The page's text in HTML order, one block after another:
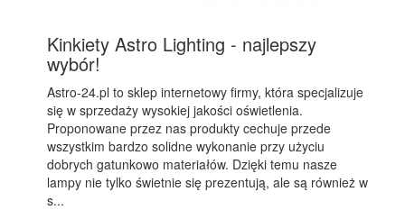
Kinkiety Astro Lighting - najlepszy
wybór!
Astro-24.pl to sklep internetowy firmy, która specjalizuje
się w sprzedaży wysokiej jakości oświetlenia.
Proponowane przez nas produkty cechuje przede
wszystkim bardzo solidne wykonanie przy użyciu
dobrych gatunkowo materiałów. Dzięki temu nasze
lampy nie tylko świetnie się prezentują, ale są również w
s...